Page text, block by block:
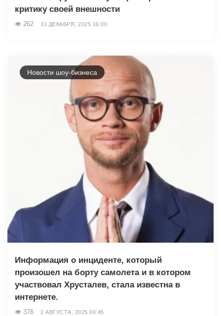
критику своей внешности
262 31 ДЕКАБРЯ, 2025 16:00
Новости шоу-бизнеса
Информация о инциденте, который
произошел на борту самолета и в котором
участвовал Хрусталев, стала известна в
интернете.
376 2 АВГУСТА, 2025 00:45